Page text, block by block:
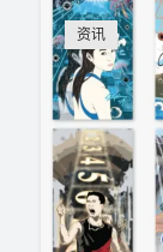
资讯